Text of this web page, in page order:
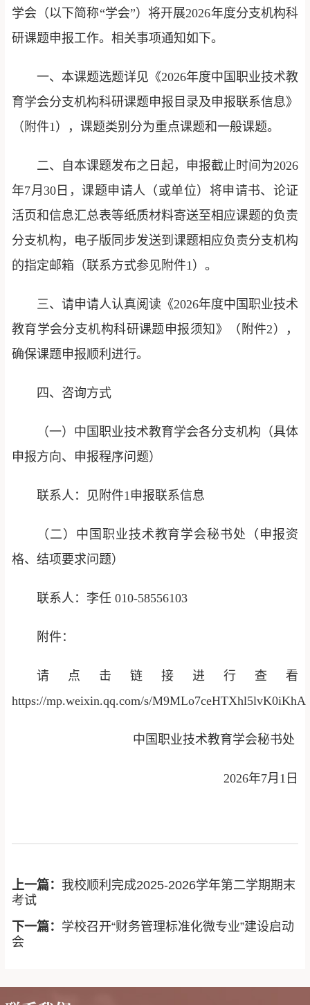
学会（以下简称“学会”）将开展2026年度分支机构科
研课题申报工作。相关事项通知如下。
一、本课题选题详见《2026年度中国职业技术教
育学会分支机构科研课题申报目录及申报联系信息》
（附件1），课题类别分为重点课题和一般课题。
二、自本课题发布之日起，申报截止时间为2026
年7月30日，课题申请人（或单位）将申请书、论证
活页和信息汇总表等纸质材料寄送至相应课题的负责
分支机构，电子版同步发送到课题相应负责分支机构
的指定邮箱（联系方式参见附件1）。
三、请申请人认真阅读《2026年度中国职业技术
教育学会分支机构科研课题申报须知》（附件2），
确保课题申报顺利进行。
四、咨询方式
（一）中国职业技术教育学会各分支机构（具体
申报方向、申报程序问题）
联系人：见附件1申报联系信息
（二）中国职业技术教育学会秘书处（申报资
格、结项要求问题）
联系人：李任 010-58556103
附件：
请点击链接进行查看
https://mp.weixin.qq.com/s/M9MLo7ceHTXhl5lvK0iKhA
中国职业技术教育学会秘书处
2026年7月1日
上一篇： 我校顺利完成2025-2026学年第二学期期末
考试
下一篇： 学校召开“财务管理标准化微专业”建设启动
会